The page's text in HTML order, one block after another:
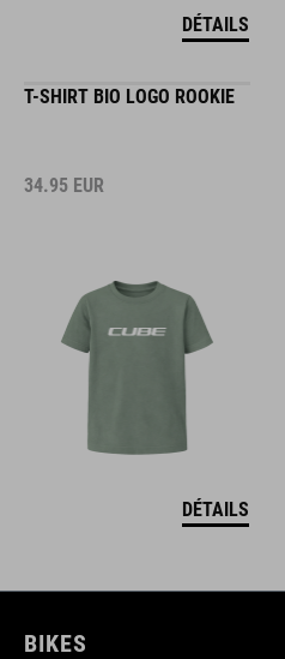
DÉTAILS
T-SHIRT BIO LOGO ROOKIE
34.95 EUR
DÉTAILS
BIKES